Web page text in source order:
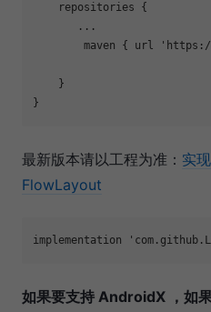
    repositories {
       ...
        maven { url
    }
最新版本请以工程为准： 实
FlowLayout
implementation
如果要支持 AndroidX ，如